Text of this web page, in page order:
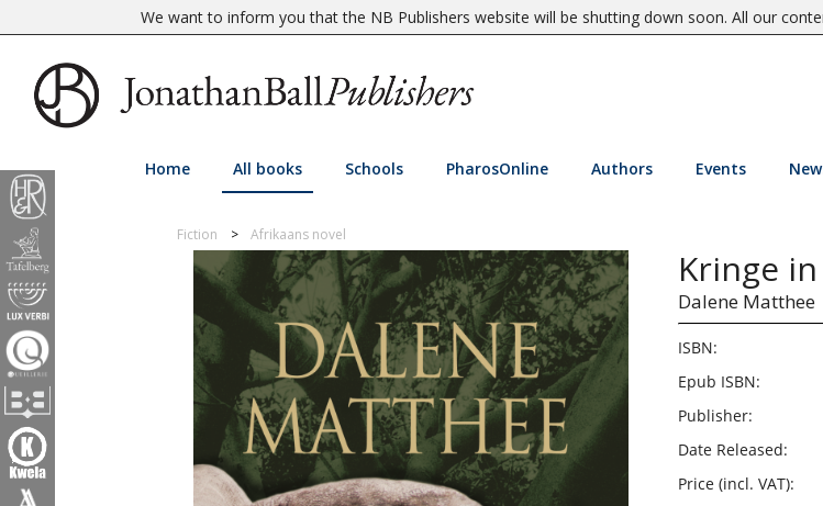
We want to inform you that the NB Publishers website will be shutting down soon. All our
Home All books Schools PharosOnline Authors Events
Fiction Afrikaans novel
Kringe
Dalene Matthee
ISBN:
Epub ISBN:
Publisher:
Date Released:
Price (incl. VAT):